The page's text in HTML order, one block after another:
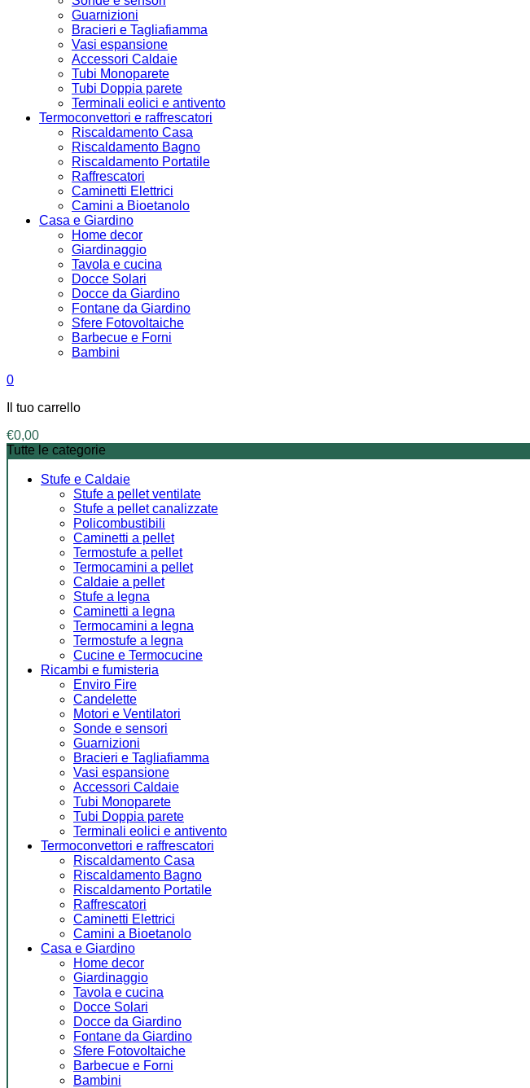
Guarnizioni
Bracieri e Tagliafiamma
Vasi espansione
Accessori Caldaie
Tubi Monoparete
Tubi Doppia parete
Terminali eolici e antivento
Termoconvettori e raffrescatori
Riscaldamento Casa
Riscaldamento Bagno
Riscaldamento Portatile
Raffrescatori
Caminetti Elettrici
Camini a Bioetanolo
Casa e Giardino
Home decor
Giardinaggio
Tavola e cucina
Docce Solari
Docce da Giardino
Fontane da Giardino
Sfere Fotovoltaiche
Barbecue e Forni
Bambini
0
Il tuo carrello
€0,00
Tutte le categorie
Stufe e Caldaie
Stufe a pellet ventilate
Stufe a pellet canalizzate
Policombustibili
Caminetti a pellet
Termostufe a pellet
Termocamini a pellet
Caldaie a pellet
Stufe a legna
Caminetti a legna
Termocamini a legna
Termostufe a legna
Cucine e Termocucine
Ricambi e fumisteria
Enviro Fire
Candelette
Motori e Ventilatori
Sonde e sensori
Guarnizioni
Bracieri e Tagliafiamma
Vasi espansione
Accessori Caldaie
Tubi Monoparete
Tubi Doppia parete
Terminali eolici e antivento
Termoconvettori e raffrescatori
Riscaldamento Casa
Riscaldamento Bagno
Riscaldamento Portatile
Raffrescatori
Caminetti Elettrici
Camini a Bioetanolo
Casa e Giardino
Home decor
Giardinaggio
Tavola e cucina
Docce Solari
Docce da Giardino
Fontane da Giardino
Sfere Fotovoltaiche
Barbecue e Forni
Bambini